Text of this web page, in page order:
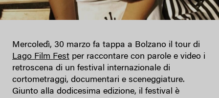
Mercoledì, 30 marzo fa tappa a Bolzano il tour di
Lago Film Fest per raccontare con parole e video i
retroscena di un festival internazionale di
cortometraggi, documentari e sceneggiature.
Giunto alla dodicesima edizione, il festival è